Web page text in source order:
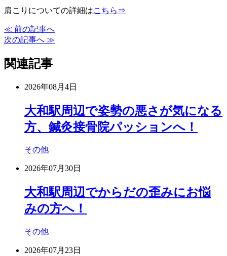
肩こりについての詳細はこちら⇒
≪ 前の記事へ
次の記事へ ≫
関連記事
2026年08月4日
大和駅周辺で姿勢の悪さが気になる
方、鍼灸接骨院パッションへ！
その他
2026年07月30日
大和駅周辺でからだの歪みにお悩
みの方へ！
その他
2026年07月23日